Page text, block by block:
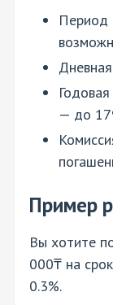
Период
— до
Пример
Вы хотите
000₸ на
0.3%.